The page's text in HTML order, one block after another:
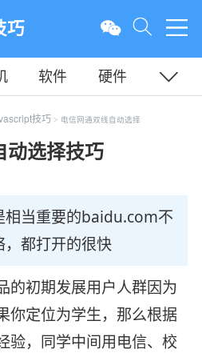
巧
软件
硬件
技巧 > 电信网通双线自动选择
动选择技巧
相当重要的baidu.com不
都打开的很快
的初期发展用户人群因为
你定位为学生，那么根据
验，同学中间用电信、校